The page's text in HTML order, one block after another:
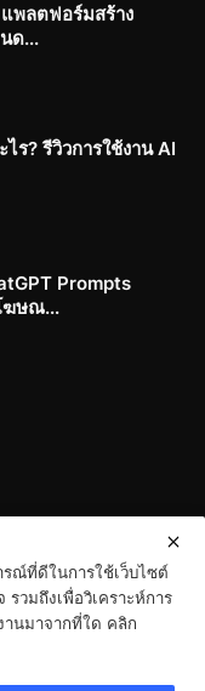
พลตฟอร์มสร้าง
ด...
ร? รีวิวการใช้งาน AI
Prompts
ฆษณ...
รณ์ที่ดีในการใช้เว็บไซต์
วมถึงเพื่อวิเคราะห์การ
านมาจากที่ใด คลิก